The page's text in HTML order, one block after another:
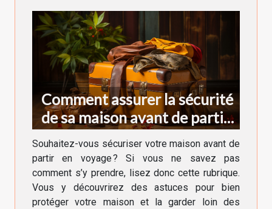
Comment assurer la sécurité
de sa maison avant de partir
en voyage ?
Souhaitez-vous sécuriser votre maison avant de
partir en voyage ? Si vous ne savez pas
comment s’y prendre, lisez donc cette rubrique.
Vous y découvrirez des astuces pour bien
protéger votre maison et la garder loin des